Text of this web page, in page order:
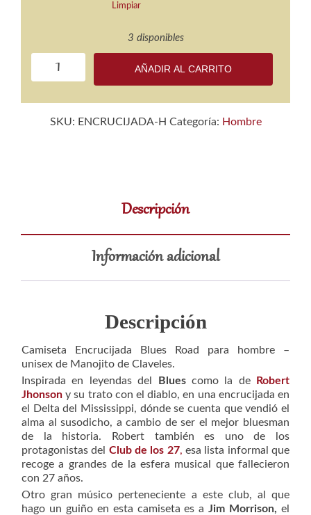
Limpiar
3 disponibles
Camiseta
para
AÑADIR AL CARRITO
SKU: ENCRUCIJADA-H Categoría: Hombre
Descripción
Información adicional
Descripción
Camiseta Encrucijada Blues Road para hombre –
unisex de Manojito de Claveles.
Inspirada en leyendas del
Bluescomo la de
Robert
Jhonson y su trato con el diablo, en una encrucijada en
el Delta del Mississippi, dónde se cuenta que vendió el
alma al susodicho, a cambio de ser el mejor bluesman
de la historia. Robert también es uno de los
protagonistas del Club de los 27, esa lista informal que
recoge a grandes de la esfera musical que fallecieron
con 27 años.
Otro gran músico perteneciente a este club, al que
hago un guiño en esta camiseta es aJim Morrison, el